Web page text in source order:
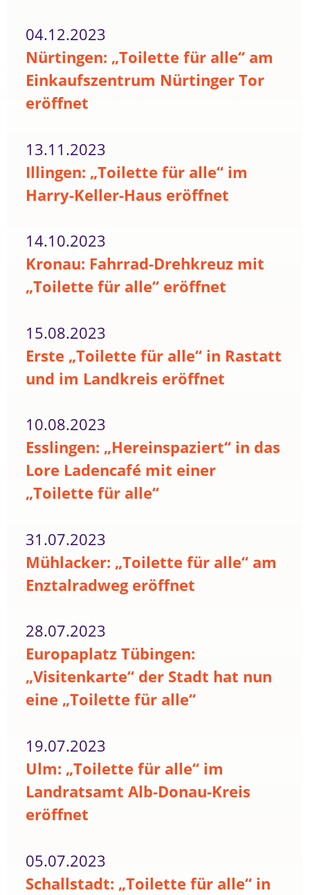
04.12.2023
Nürtingen: „Toilette für alle“ am
Einkaufszentrum Nürtinger Tor
eröffnet
13.11.2023
Illingen: „Toilette für alle“ im
Harry-Keller-Haus eröffnet
14.10.2023
Kronau: Fahrrad-Drehkreuz mit
„Toilette für alle“ eröffnet
15.08.2023
Erste „Toilette für alle“ in Rastatt
und im Landkreis eröffnet
10.08.2023
Esslingen: „Hereinspaziert“ in das
Lore Ladencafé mit einer
„Toilette für alle“
31.07.2023
Mühlacker: „Toilette für alle“ am
Enztalradweg eröffnet
28.07.2023
Europaplatz Tübingen:
„Visitenkarte“ der Stadt hat nun
eine „Toilette für alle“
19.07.2023
Ulm: „Toilette für alle“ im
Landratsamt Alb-Donau-Kreis
eröffnet
05.07.2023
Schallstadt: „Toilette für alle“ in